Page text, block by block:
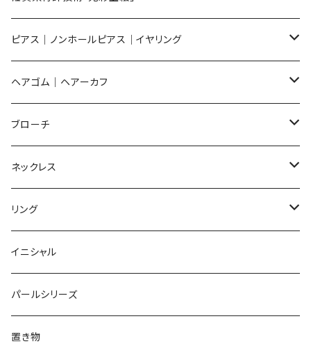
ピアス
イヤリング
ノンホールピアス
ヘアゴム
ブローチ
ネックレス
リング
ピアス｜ノンホールピアス｜イヤリング
ピアス
Flower
Dot
ノンホールピアス
Flower
Dot
イヤリング
Flower
Round
ヘアゴム｜ヘアーカフ
Flower
Round
Square
てんとう虫
Animal
うさぎ
鏡
ブローチ
Flower
Animal
猫
犬
Lips
鏡
Pattern
ネックレス
Flower
Animal
てんとう虫
Food
リング
Flower
Round
てんとう虫
イニシャル
パールシリーズ
置き物